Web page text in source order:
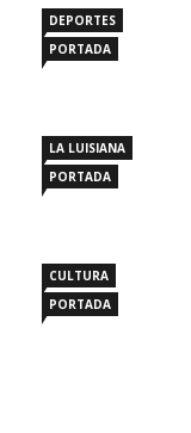
DEPORTES
PORTADA
LA LUISIANA
PORTADA
CULTURA
PORTADA